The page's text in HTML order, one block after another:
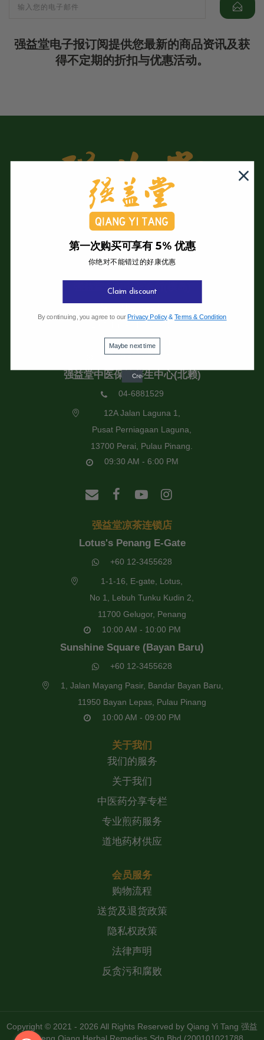
强益堂电子报订阅提供您最新的商品资讯及获
得不定期的折扣与优惠活动。
强益堂全息中医诊所
强益堂全息中医诊所(槟岛)
04-2832108
11600 Pulau Pinang.
09:30 AM - 6:00 PM
强益堂中医保健养生中心(北赖)
04-6881529
12A Jalan Laguna 1,
Pusat Perniagaan Laguna,
13700 Perai, Pulau Pinang.
09:30 AM - 6:00 PM
强益堂凉茶连锁店
Lotus's Penang E-Gate
+60 12-3455628
1-1-16, E-gate, Lotus,
No 1, Lebuh Tunku Kudin 2,
11700 Gelugor, Penang
10:00 AM - 10:00 PM
Sunshine Square (Bayan Baru)
+60 12-3455628
1, Jalan Mayang Pasir, Bandar Bayan Baru,
11950 Bayan Lepas, Pulau Pinang
10:00 AM - 09:00 PM
关于我们
我们的服务
关于我们
中医药分享专栏
专业煎药服务
道地药材供应
会员服务
购物流程
送货及退货政策
隐私权政策
法律声明
反贪污和腐败
Copyright © 2021 - 2026 All Rights Reserved by Qiang Yi Tang 强益
第一次购买可享有 5% 优惠
你绝对不能错过的好康优惠
Claim discount
By continuing, you agree to our Privacy Policy&Terms & Condition
Maybe next time